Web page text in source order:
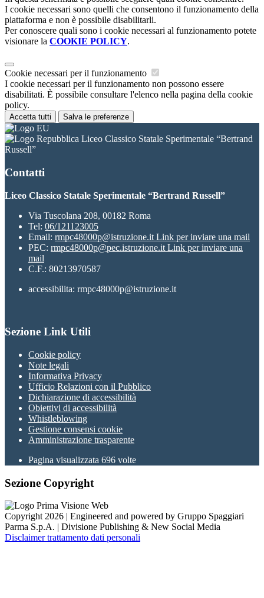
I cookie necessari sono quelli che consentono il funzionamento della
piattaforma e non è possibile disabilitarli.
Per conoscere quali sono i cookie necessari al funzionamento potete
visionare la COOKIE POLICY.
Cookie necessari per il funzionamento
I cookie necessari per il funzionamento non possono essere
disabilitati. È possibile consultare l'elenco nella pagina della cookie
policy.
Accetta tutti Salva le preferenze
Liceo Classico Statale Sperimentale “Bertrand
Russell”
Contatti
Liceo Classico Statale Sperimentale “Bertrand Russell”
Via Tuscolana 208, 00182 Roma
Tel: 06/121123005
Email: rmpc48000p@istruzione.it Link per inviare una mail
PEC: rmpc48000p@pec.istruzione.it Link per inviare una
mail
C.F.: 80213970587
accessibilita: rmpc48000p@istruzione.it
Sezione Link Utili
Cookie policy
Note legali
Informativa Privacy
Ufficio Relazioni con il Pubblico
Dichiarazione di accessibilità
Obiettivi di accessibilità
Whistleblowing
Gestione consensi cookie
Amministrazione trasparente
Pagina visualizzata 696 volte
Sezione Copyright
Copyright 2026 | Engineered and powered by Gruppo Spaggiari
Parma S.p.A. | Divisione Publishing & New Social Media
Disclaimer trattamento dati personali